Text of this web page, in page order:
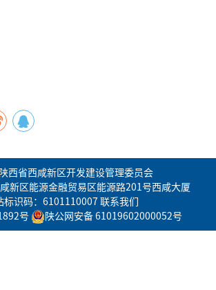
西省西咸新区开发建设管理委员会
新区能源金融贸易区能源路201号西咸大厦
标识码：6101110007 联系我们
号
陕公网安备 61019602000052号